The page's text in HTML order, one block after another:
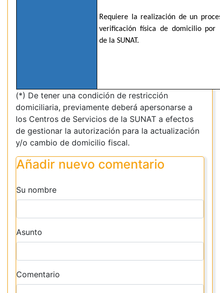
Requiere la realización de un
verificación física de domicilio por
de la SUNAT.
(*) De tener una condición de restricción
domiciliaria, previamente deberá apersonarse a
los Centros de Servicios de la SUNAT a efectos
de gestionar la autorización para la actualización
y/o cambio de domicilio fiscal.
Añadir nuevo comentario
Su nombre
Asunto
Comentario